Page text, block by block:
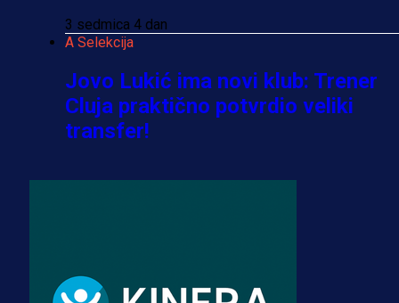
3 sedmica 4 dan
A Selekcija
Jovo Lukić ima novi klub: Trener
Cluja praktično potvrdio veliki
transfer!
transfer!?